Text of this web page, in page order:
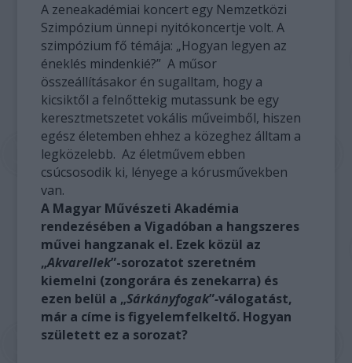
A zeneakadémiai koncert egy Nemzetközi
Szimpózium ünnepi nyitókoncertje volt. A
szimpózium fő témája: „Hogyan legyen az
éneklés mindenkié?” A műsor
összeállításakor én sugalltam, hogy a
kicsiktől a felnőttekig mutassunk be egy
keresztmetszetet vokális műveimből, hiszen
egész életemben ehhez a közeghez álltam a
legközelebb. Az életművem ebben
csúcsosodik ki, lényege a kórusművekben
van.
A Magyar Művészeti Akadémia
rendezésében a Vigadóban a hangszeres
művei hangzanak el. Ezek közül az
„Akvarellek”-sorozatot szeretném
kiemelni (zongorára és zenekarra) és
ezen belül a „Sárkányfogak”-válogatást,
már a címe is figyelemfelkeltő. Hogyan
született ez a sorozat?